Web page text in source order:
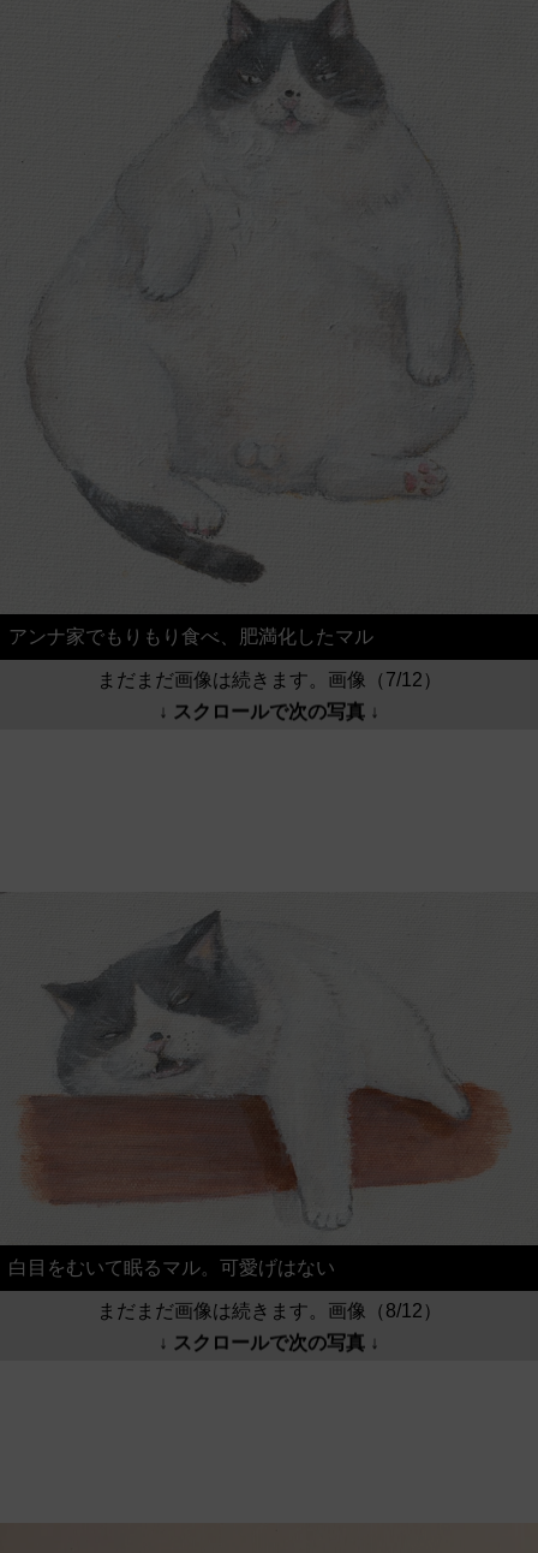
アンナ家でもりもり食べ、肥満化したマル
まだまだ画像は続きます。画像（7/12）
↓ スクロールで次の写真 ↓
白目をむいて眠るマル。可愛げはない
まだまだ画像は続きます。画像（8/12）
↓ スクロールで次の写真 ↓